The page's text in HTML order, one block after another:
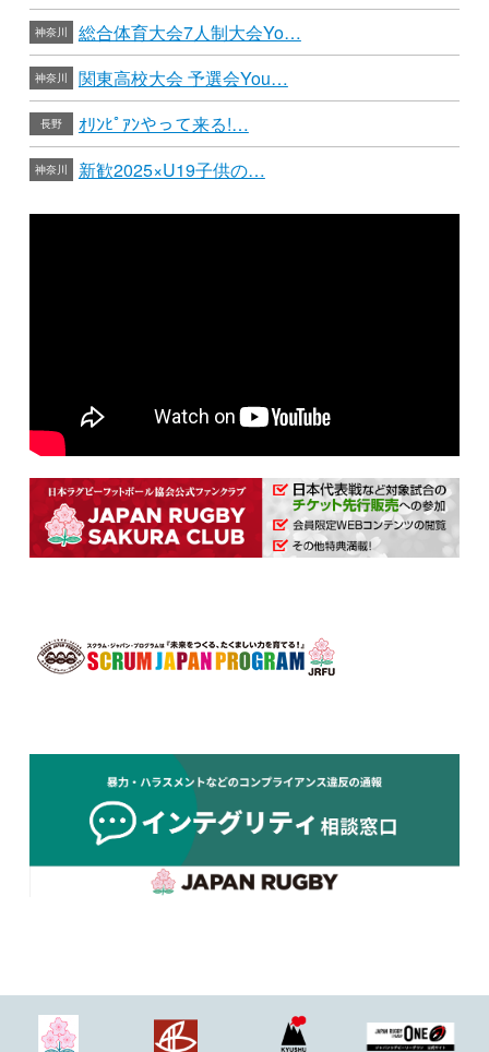
神奈川 総合体育大会7人制大会Yo…
神奈川 関東高校大会 予選会You…
長野 ｵﾘﾝﾋﾟｱﾝやって来る!…
神奈川 新歓2025×U19子供の…